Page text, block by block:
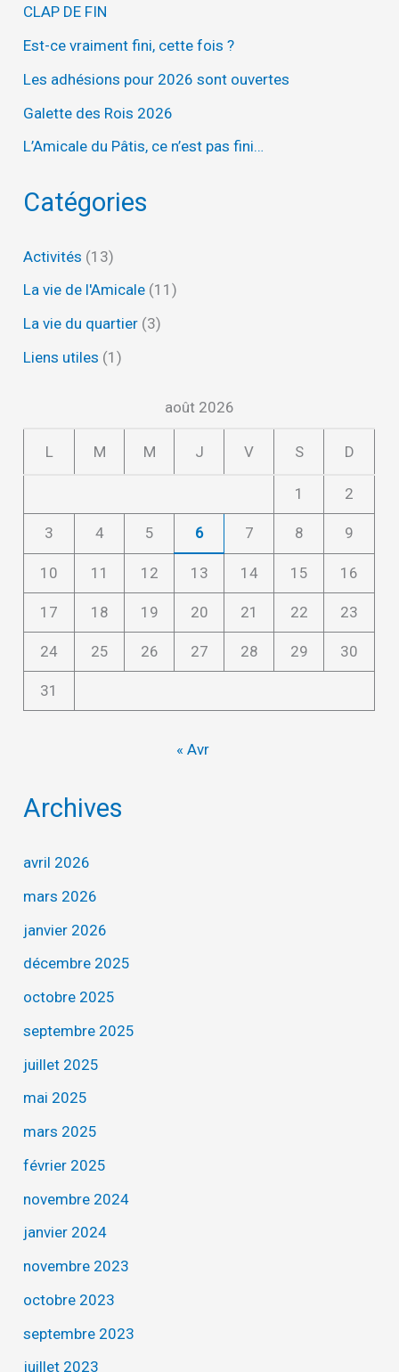
CLAP DE FIN
Est-ce vraiment fini, cette fois ?
Les adhésions pour 2026 sont ouvertes
Galette des Rois 2026
L’Amicale du Pâtis, ce n’est pas fini…
Catégories
Activités (13)
La vie de l'Amicale (11)
La vie du quartier (3)
Liens utiles (1)
août 2026
L M M J V S D
1 2
3 4 5 6 7 8 9
10 11 12 13 14 15 16
17 18 19 20 21 22 23
24 25 26 27 28 29 30
31
« Avr
Archives
avril 2026
mars 2026
janvier 2026
décembre 2025
octobre 2025
septembre 2025
juillet 2025
mai 2025
mars 2025
février 2025
novembre 2024
janvier 2024
novembre 2023
octobre 2023
septembre 2023
juillet 2023